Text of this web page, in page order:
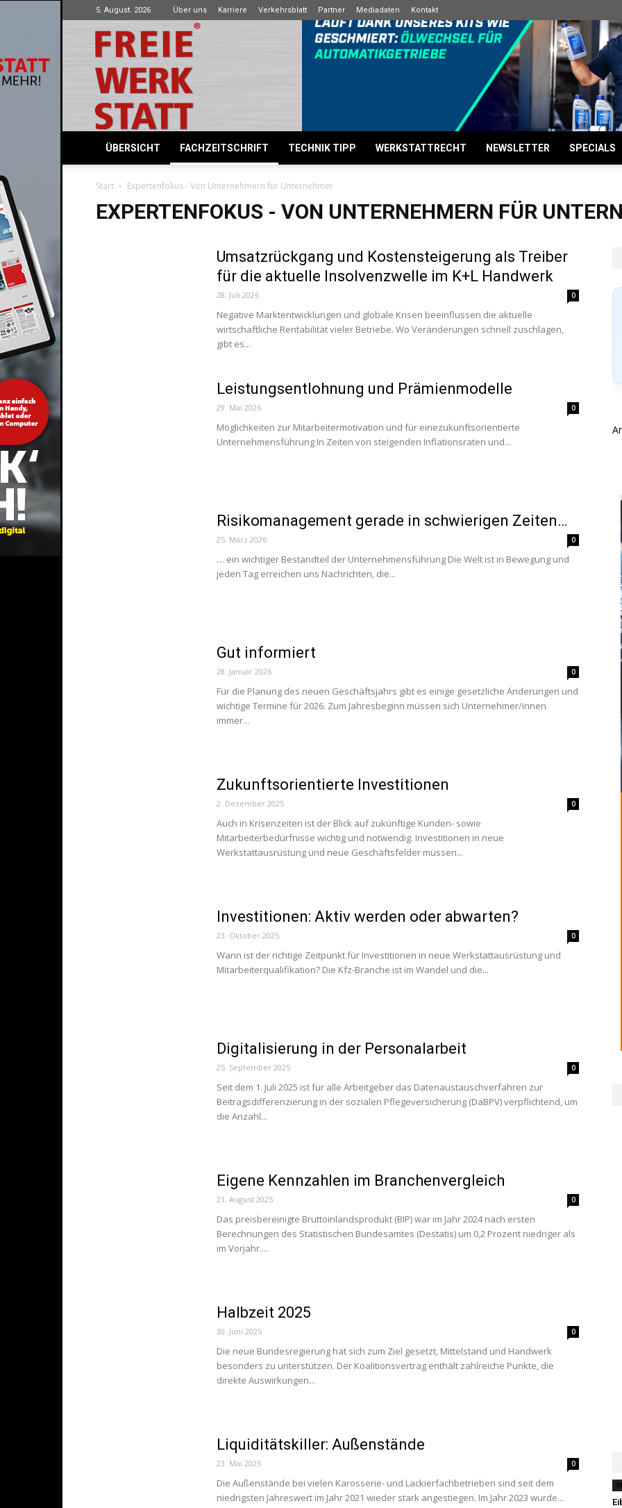
5. August. 2026 Über uns Karriere Verkehrsblatt Partner Mediadaten Kontakt
Freie
Werkstatt
ÜBERSICHT FACHZEITSCHRIFT TECHNIK TIPP WERKSTATTRECHT NEWSLETTER SPECIALS
Start Expertenfokus - Von Unternehmern für Unternehmer
EXPERTENFOKUS - VON UNTERNEHMERN FÜR
Umsatzrückgang und Kostensteigerung als Treiber
für die aktuelle Insolvenzwelle im K+L Handwerk
28. Juli 2026 0
Negative Marktentwicklungen und globale Krisen beeinflussen die aktuelle
wirtschaftliche Rentabilität vieler Betriebe. Wo Veränderungen schnell zuschlagen,
gibt es...
Leistungsentlohnung und Prämienmodelle
29. Mai 2026 0
Möglichkeiten zur Mitarbeitermotivation und für einezukunftsorientierte
Unternehmensführung In Zeiten von steigenden Inflationsraten und...
Risikomanagement gerade in schwierigen Zeiten…
25. März 2026 0
… ein wichtiger Bestandteil der Unternehmensführung Die Welt ist in Bewegung und
jeden Tag erreichen uns Nachrichten, die...
Gut informiert
28. Januar 2026 0
Für die Planung des neuen Geschäftsjahrs gibt es einige gesetzliche Änderungen und
wichtige Termine für 2026. Zum Jahresbeginn müssen sich Unternehmer/innen
immer...
Zukunftsorientierte Investitionen
2. Dezember 2025 0
Auch in Krisenzeiten ist der Blick auf zukünftige Kunden- sowie
Mitarbeiterbedürfnisse wichtig und notwendig. Investitionen in neue
Werkstattausrüstung und neue Geschäftsfelder müssen...
Investitionen: Aktiv werden oder abwarten?
23. Oktober 2025 0
Wann ist der richtige Zeitpunkt für Investitionen in neue Werkstattausrüstung und
Mitarbeiterqualifikation? Die Kfz-Branche ist im Wandel und die...
Digitalisierung in der Personalarbeit
25. September 2025 0
Seit dem 1. Juli 2025 ist für alle Arbeitgeber das Datenaustauschverfahren zur
Beitragsdifferenzierung in der sozialen Pflegeversicherung (DaBPV) verpflichtend, um
die Anzahl...
Eigene Kennzahlen im Branchenvergleich
21. August 2025 0
Das preisbereinigte Bruttoinlandsprodukt (BIP) war im Jahr 2024 nach ersten
Berechnungen des Statistischen Bundesamtes (Destatis) um 0,2 Prozent niedriger als
im Vorjahr....
Halbzeit 2025
30. Juni 2025 0
Die neue Bundesregierung hat sich zum Ziel gesetzt, Mittelstand und Handwerk
besonders zu unterstützen. Der Koalitionsvertrag enthält zahlreiche Punkte, die
direkte Auswirkungen...
Liquiditätskiller: Außenstände
23. Mai 2025 0
Die Außenstände bei vielen Karosserie- und Lackierfachbetrieben sind seit dem
niedrigsten Jahreswert im Jahr 2021 wieder stark angestiegen. Im Jahr 2023 wurde...